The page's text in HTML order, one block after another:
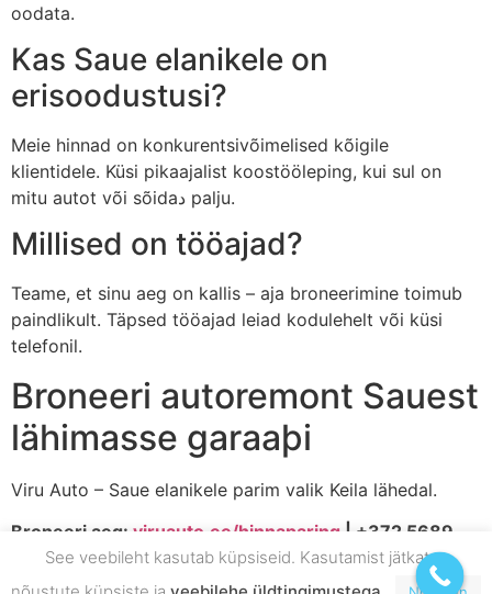
oodata.
Kas Saue elanikele on
erisoodustusi?
Meie hinnad on konkurentsivõimelised kõigile
klientidele. Küsi pikaajalist koostööleping, kui sul on
mitu autot või sõidaد palju.
Millised on tööajad?
Teame, et sinu aeg on kallis – aja broneerimine toimub
paindlikult. Täpsed tööajad leiad kodulehelt või küsi
telefonil.
Broneeri autoremont Sauest
lähimasse garaaþi
Viru Auto – Saue elanikele parim valik Keila lähedal.
Broneeri aeg: viruauto.ee/hinnaparing | +372 5689
2628See veebileht kasutab küpsiseid. Kasutamist jätkates